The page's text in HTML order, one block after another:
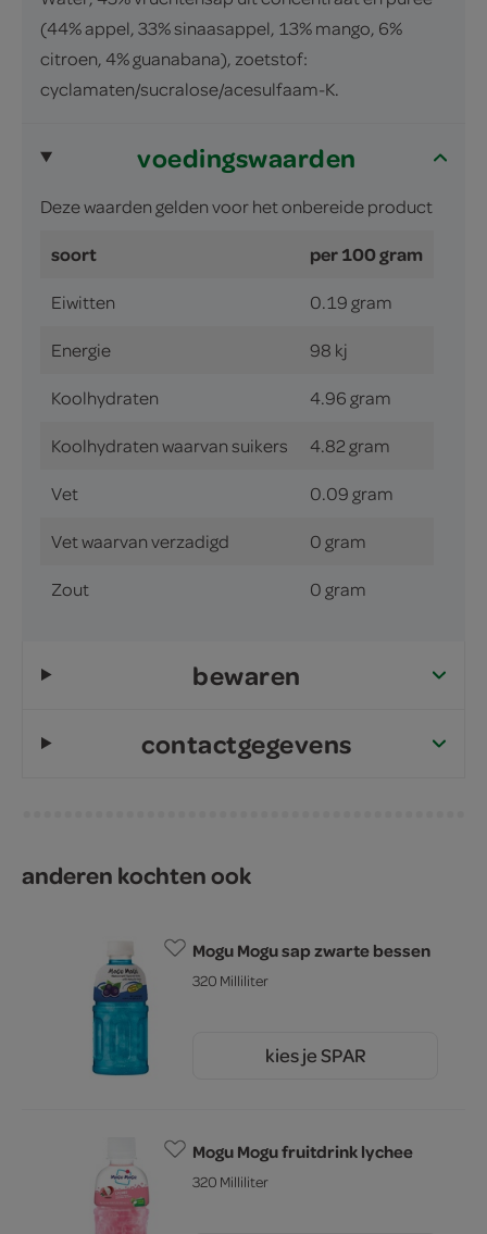
(44% appel, 33% sinaasappel, 13% mango, 6%
citroen, 4% guanabana), zoetstof:
cyclamaten/sucralose/acesulfaam-K.
voedingswaarden
Deze waarden gelden voor het onbereide product
soort per 100 gram
Eiwitten 0.19 gram
Energie 98 kj
Koolhydraten 4.96 gram
Koolhydraten waarvan suikers 4.82 gram
Vet 0.09 gram
Vet waarvan verzadigd 0 gram
Zout 0 gram
bewaren
contactgegevens
anderen kochten ook
Mogu Mogu sap zwarte bessen
320 Milliliter
kies je SPAR
Mogu Mogu fruitdrink lychee
320 Milliliter